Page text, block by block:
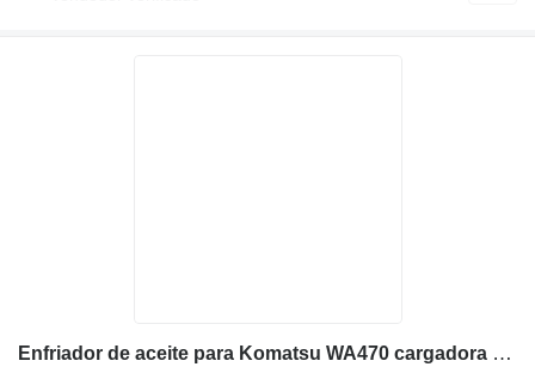
Enfriador de aceite para Komatsu WA470 cargadora de ruedas